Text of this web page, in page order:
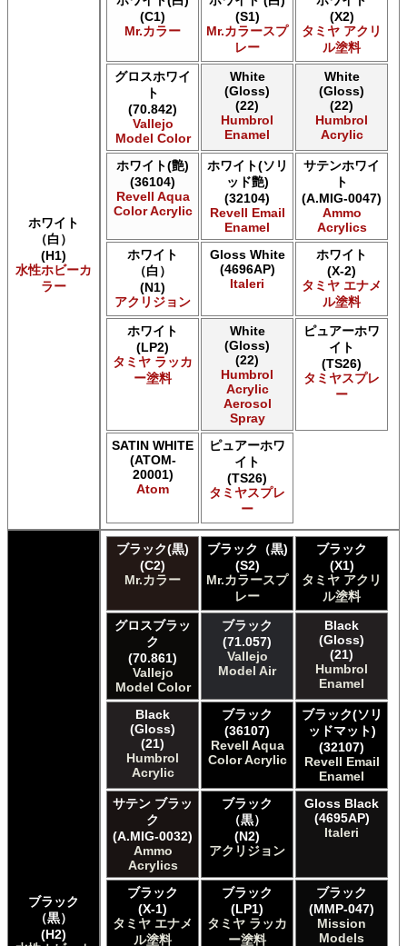
* ボックスをオン/オフにして、同等の色を見つけやすくしま
AK INTERACTIVE AK 3rd Gen Acrylics
AK INTERACTIVE AK Acrylics
AK INTERACTIVE AK Extreme Metal
AK INTERACTIVE AK Real Color
AK INTERACTIVE 新 Real Color
ALCLAD II ALCLAD II
Acrylicos Vallejo Vallejo Diorama FX
Acrylicos Vallejo Vallejo Game Air
Acrylicos Vallejo Vallejo Game Color
Acrylicos Vallejo Vallejo Hobby Paint スプレー
Acrylicos Vallejo Vallejo Liquid Gold
Acrylicos Vallejo Vallejo Mecha Color
Acrylicos Vallejo Vallejo Metal Color
Acrylicos Vallejo Vallejo Model Air
Acrylicos Vallejo Vallejo Model Color
Acrylicos Vallejo Vallejo Panzer Aces
Acrylicos Vallejo Vallejo Pigment FX
Acrylicos Vallejo Vallejo Premium カラー
Acrylicos Vallejo Vallejo Wash FX
Acrylicos Vallejo Vallejo Weathering FX
Acrylicos Vallejo Vallejo Xpress カラー
E7 Paints E7 Paints
E7 Paints Humbrol Acrylic Aerosol Spray
Games Workshop Limited Citadel Air
Games Workshop Limited Citadel Spray
Games Workshop Limited Citadelカラー
Games Workshop Limited 先Citadel カラー
HATAKA HOBBY Hataka
Humbrol - Hornby Hobbies Humbrol Acrylic
Humbrol of Hornby Hobbies Humbrol Enamel
ICM ICM Paints
Lifecolor Lifecolor
Meng Meng Color
Mig Jimenez Ammo Acrylics
Mig Jimenez Atom
Mission Models Mission Models
Mr. Paint MRP Mr Paint Products
Repear Miniatures Master Series
Revell of Germany Revell Aqua Color Acrylic
Revell of Germany Revell Email Enamel
Revell of Germany Revell スプレーカラー
Testors of Rust-Oleum Group Testors Model Master
Testors of Rust-Oleum Group Testors Model Master
Enamel
The Army Painter Army Painter
The Army Painter Speedpaint
ホワイト
（白）
(H1)
水性ホビーカ
ラー
(C1)
Mr.カラー
(S1)
Mr.カラースプ
レー
(X2)
タミヤ アクリ
ル塗料
グロスホワイ
ト
(70.842)
Vallejo
Model Color
White
(Gloss)
(22)
Humbrol
Enamel
White
(Gloss)
(22)
Humbrol
Acrylic
ホワイト(艶)
(36104)
Revell Aqua
Color Acrylic
ホワイト(ソリ
ッド艶)
(32104)
Revell Email
Enamel
サテンホワイ
ト
(A.MIG-0047)
Ammo
Acrylics
ホワイト
（白）
(N1)
アクリジョン
Gloss White
(4696AP)
Italeri
ホワイト
(X-2)
タミヤ エナメ
ル塗料
ホワイト
(LP2)
タミヤ ラッカ
ー塗料
White
(Gloss)
(22)
Humbrol
Acrylic
Aerosol
Spray
ピュアーホワ
イト
(TS26)
タミヤスプレ
ー
SATIN WHITE
(ATOM-
20001)
Atom
ピュアーホワ
イト
(TS26)
タミヤスプレ
ー
ブラック
（黒）
(H2)
ブラック(黒)
(C2)
Mr.カラー
ブラック（黒)
(S2)
Mr.カラースプ
レー
ブラック
(X1)
タミヤ アクリ
ル塗料
グロスブラッ
ク
(70.861)
Vallejo
Model Color
ブラック
(71.057)
Vallejo
Model Air
Black
(Gloss)
(21)
Humbrol
Enamel
Black
(Gloss)
(21)
Humbrol
Acrylic
ブラック
(36107)
Revell Aqua
Color Acrylic
ブラック(ソリ
ッドマット)
(32107)
Revell Email
Enamel
サテン ブラッ
ク
(A.MIG-0032)
Ammo
Acrylics
ブラック
（黒）
(N2)
アクリジョン
Gloss Black
(4695AP)
Italeri
ブラック
(X-1)
タミヤ エナメ
ル塗料
ブラック
(LP1)
タミヤ ラッカ
ー塗料
ブラック
(MMP-047)
Mission
Models